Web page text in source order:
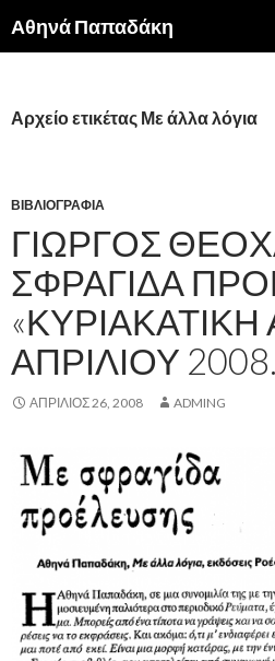
Αθηνά Παπαδάκη
Αρχείο ετικέτας Με άλλα λόγια
ΒΙΒΛΙΟΓΡΑΦΊΑ
ΓΙΏΡΓΟΣ
ΣΦΡΑΓΊΔΑ
«ΚΥΡΙΑΚΆΤΙΚΗ
ΑΠΡΙΛΊΟΥ 2008.
ΑΠΡΊΛΙΟΣ 26, 2008 ADMING